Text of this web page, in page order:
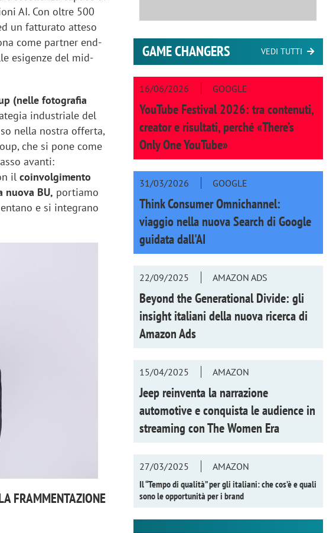
AI. Con oltre 500
un fatturato atteso
come partner end-
esigenze del mid-
(nelle fotografia
industriale del
nella nostra offerta,
che si pone come
avanti:
ilcoinvolgimento
nuova BU, portiamo
e si integrano
FRAMMENTAZIONE
GAME CHANGERS VEDI TUTTI
16/06/2026 GOOGLE
YouTube Festival 2026: tra contenuti,
creator e risultati, perché «There’s
Only One YouTube»
31/03/2026 GOOGLE
Think Consumer Omnichannel:
viaggio nella nuova Search di Google
guidata dall'AI
22/09/2025 AMAZON ADS
Beyond the Generational Divide: gli
insight italiani della nuova ricerca di
Amazon Ads
15/04/2025 AMAZON
Jeep reinventa la narrazione
automotive e conquista le audience in
streaming conThe Women Era
27/03/2025
AMAZON
Il “Tempo di qualità” per gli italiani: che cos’è e quali
sono le opportunità per i brand